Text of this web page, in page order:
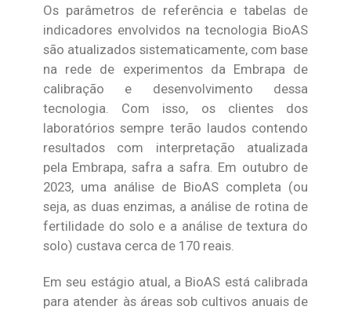
Os parâmetros de referência e tabelas de
indicadores envolvidos na tecnologia BioAS
são atualizados sistematicamente, com base
na rede de experimentos da Embrapa de
calibração e desenvolvimento dessa
tecnologia. Com isso, os clientes dos
laboratórios sempre terão laudos contendo
resultados com interpretação atualizada
pela Embrapa, safra a safra. Em outubro de
2023, uma análise de BioAS completa (ou
seja, as duas enzimas, a análise de rotina de
fertilidade do solo e a análise de textura do
solo) custava cerca de 170 reais.
Em seu estágio atual, a BioAS está calibrada
para atender às áreas sob cultivos anuais de